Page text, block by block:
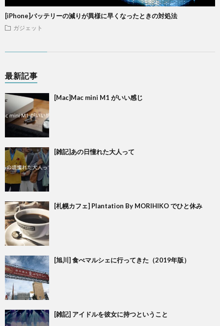
[iPhone]バッテリーの減りが異様に早くなったときの対処法
ガジェット
最新記事
[Mac]Mac mini M1 がいい感じ
[雑記]あの日憧れた大人って
[札幌カフェ] Plantation By MORIHIKO でひと休み
[旭川] 食べマルシェに行ってきた（2019年版）
[雑記] アイドルを彼女に持つということ